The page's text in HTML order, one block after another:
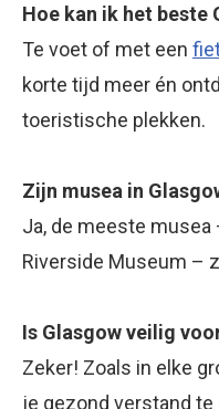
Hoe kan ik het beste
Te voet of met een
korte tijd meer én
toeristische plekken.
Zijn musea in
Ja, de meeste
Riverside Museum –
Is Glasgow veilig
Zeker! Zoals in elke
je gezond verstand te